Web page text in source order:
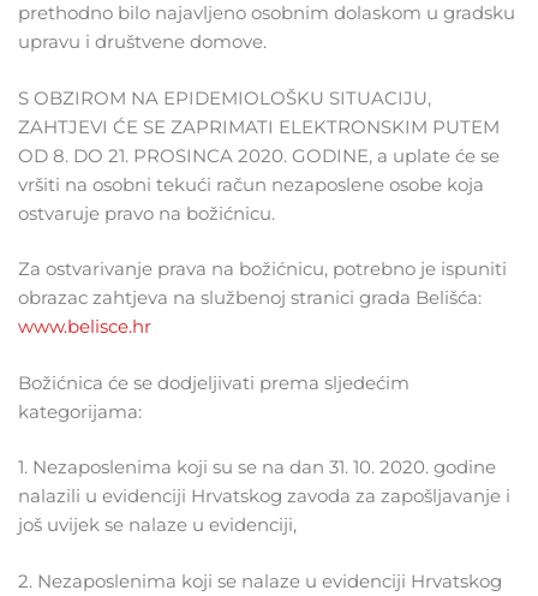
prethodno bilo najavljeno osobnim dolaskom u gradsku
upravu i društvene domove.
S OBZIROM NA EPIDEMIOLOŠKU SITUACIJU,
ZAHTJEVI ĆE SE ZAPRIMATI ELEKTRONSKIM PUTEM
OD 8. DO 21. PROSINCA 2020. GODINE, a uplate će se
vršiti na osobni tekući račun nezaposlene osobe koja
ostvaruje pravo na božićnicu.
Za ostvarivanje prava na božićnicu, potrebno je ispuniti
obrazac zahtjeva na službenoj stranici grada Belišća:
www.belisce.hr
Božićnica će se dodjeljivati prema sljedećim
kategorijama:
1. Nezaposlenima koji su se na dan 31. 10. 2020. godine
nalazili u evidenciji Hrvatskog zavoda za zapošljavanje i
još uvijek se nalaze u evidenciji,
2. Nezaposlenima koji se nalaze u evidenciji Hrvatskog